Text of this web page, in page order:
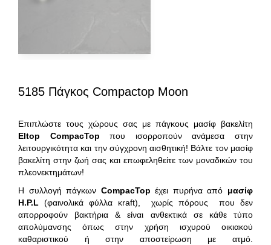
5185 Πάγκος Compactop Moon
Επιπλώστε τους χώρους σας με πάγκους μασίφ βακελίτη
Eltop CompacTop που ισορροπούν ανάμεσα στην
λειτουργικότητα και την σύγχρονη αισθητική! Βάλτε τον μασίφ
βακελίτη στην ζωή σας και επωφεληθείτε των μοναδικών του
πλεονεκτημάτων!
Η συλλογή πάγκων CompacTop έχει πυρήνα από μασίφ
H.P.L (φαινολικά φύλλα κraft), χωρίς πόρους που δεν
απορροφούν βακτήρια & είναι ανθεκτικά σε κάθε τύπο
απολύμανσης όπως στην χρήση ισχυρού οικιακού
καθαριστικού ή στην αποστείρωση με ατμό.